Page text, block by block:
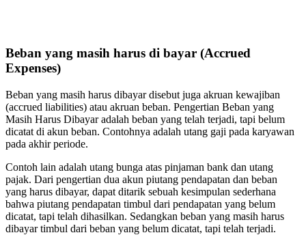
Beban yang masih harus di bayar (Accrued
Expenses)
Beban yang masih harus dibayar disebut juga akruan kewajiban
(accrued liabilities) atau akruan beban. Pengertian Beban yang
Masih Harus Dibayar adalah beban yang telah terjadi, tapi belum
dicatat di akun beban. Contohnya adalah utang gaji pada karyawan
pada akhir periode.
Contoh lain adalah utang bunga atas pinjaman bank dan utang
pajak. Dari pengertian dua akun piutang pendapatan dan beban
yang harus dibayar, dapat ditarik sebuah kesimpulan sederhana
bahwa piutang pendapatan timbul dari pendapatan yang belum
dicatat, tapi telah dihasilkan. Sedangkan beban yang masih harus
dibayar timbul dari beban yang belum dicatat, tapi telah terjadi.